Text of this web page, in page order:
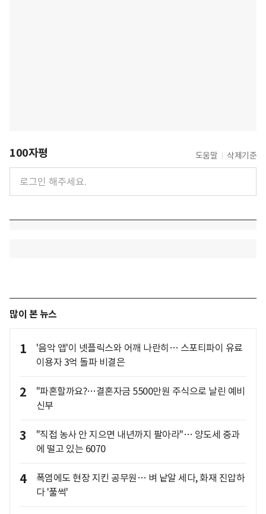
100자평 도움말 삭제기준
많이 본 뉴스
1
'음악 앱'이 넷플릭스와 어깨 나란히… 스포티파이 유료
이용자 3억 돌파 비결은
2
"파혼할까요?…결혼자금 5500만원 주식으로 날린 예비
신부
3
"직접 농사 안 지으면 내년까지 팔아라"… 양도세 중과
에 떨고 있는 6070
4
폭염에도 현장 지킨 공무원… 벼 낱알 세다, 화재 진압하
다 '풀썩'